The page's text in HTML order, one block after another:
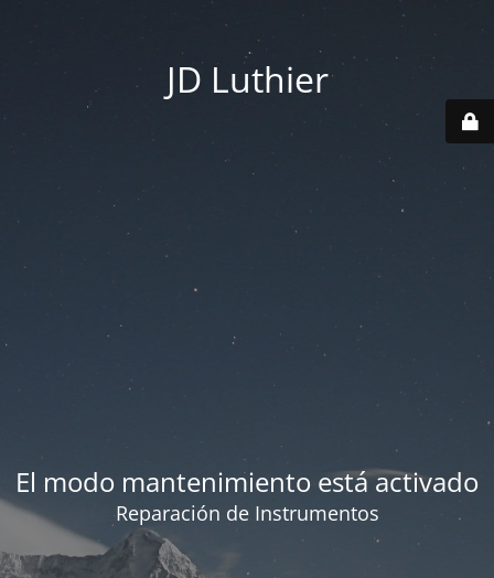
JD Luthier
El modo mantenimiento está activado
Reparación de Instrumentos